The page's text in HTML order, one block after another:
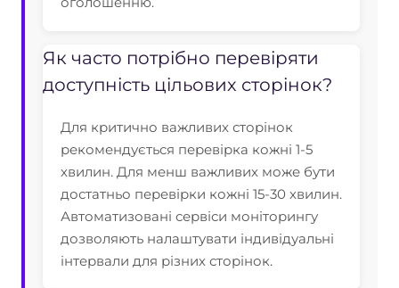
Як часто потрібно перевіряти
доступність цільових сторінок?
Для критично важливих сторінок
рекомендується перевірка кожні 1-5
хвилин. Для менш важливих може бути
достатньо перевірки кожні 15-30 хвилин.
Автоматизовані сервіси моніторингу
дозволяють налаштувати індивідуальні
інтервали для різних сторінок.